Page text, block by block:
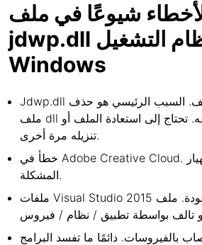
شيوعًا في ملف
jdwp.dll على نظام التشغيل
Windows
Jdwp.dll الملف محذوف / تالف. السبب الرئيسي هو حذف
ملف dll مهم للتطبيق أو تلفه. تحتاج إلى استعادة الملف أو
تنزيله مرة أخرى.
خطأ في Adobe Creative Cloud. انهيار Visual C ++ يسبب
المشكلة.
ملفات Visual Studio 2015 تالفة / مفقودة. ملف dll مفقود
بالفيروسات. دائمًا ما تفسد البرامج